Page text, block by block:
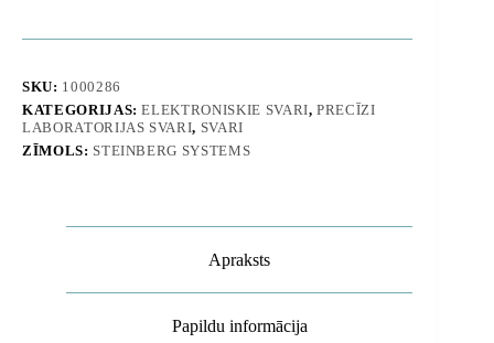
SKU: 1000286
KATEGORIJAS:ELEKTRONISKIE SVARI,PRECĪZI
LABORATORIJAS SVARI, SVARI
ZĪMOLS: STEINBERG SYSTEMS
Apraksts
Papildu informācija